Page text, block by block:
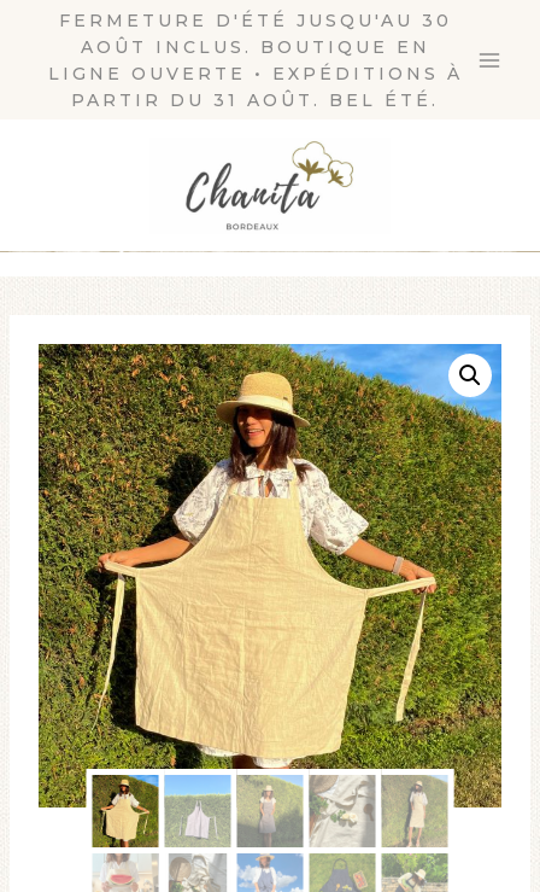
FERMETURE D'ÉTÉ JUSQU'AU 30
AOÛT INCLUS. BOUTIQUE EN
LIGNE OUVERTE • EXPÉDITIONS À
PARTIR DU 31 AOÛT. BEL ÉTÉ.